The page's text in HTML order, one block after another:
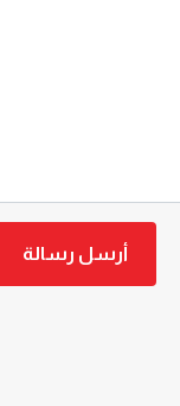
أرسل رسالة